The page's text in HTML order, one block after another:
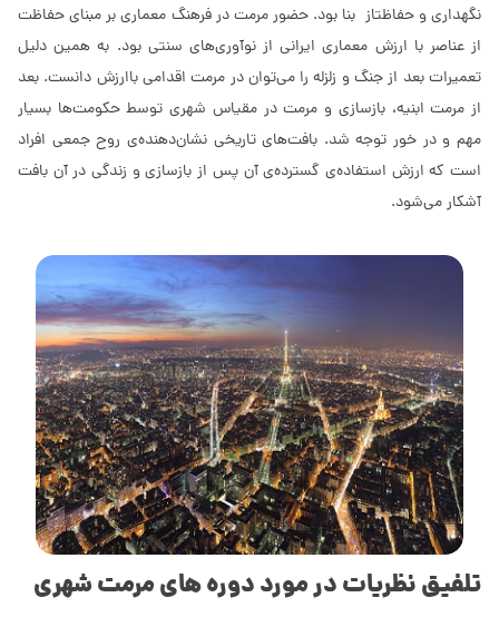
نگهداری و حفاظتاز بنا بود. حضور مرمت در فرهنگ معمارى بر مبنای حفاظت
از عناصر با ارزش معمارى ایرانی از نوآوری‌های سنتى بود. به همین دلیل
تعمیرات بعد از جنگ و زلزله را می‌توان در مرمت اقدامی باارزش دانست. بعد
از مرمت ابنیه، بازسازی و مرمت در مقیاس شهری توسط حکومت‌ها بسیار
مهم و در خور توجه شد. بافت‌های تاریخی نشان‌دهنده‌ی روح جمعی افراد
است که ارزش استفاده‌ی گسترده‌ی آن پس از بازسازی و زندگی در آن‌ بافت
آشکار می‌شود.
تلفیق نظریات در مورد دوره های مرمت شهرى